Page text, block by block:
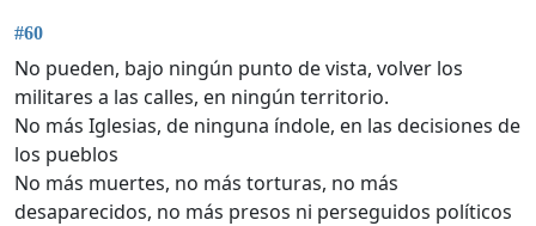
#60
No pueden, bajo ningún punto de vista, volver los
militares a las calles, en ningún territorio.
No más Iglesias, de ninguna índole, en las decisiones de
los pueblos
No más muertes, no más torturas, no más
desaparecidos, no más presos ni perseguidos políticos